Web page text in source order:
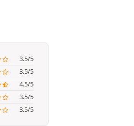
3.5/5
3.5/5
4.5/5
3.5/5
3.5/5